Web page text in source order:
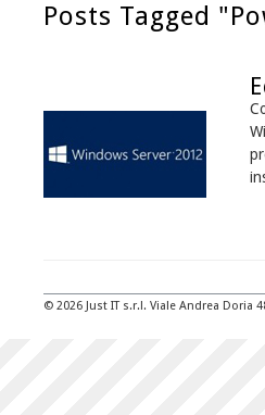
Posts Tagged
© 2026 Just IT s.r.l. Viale Andrea Doria